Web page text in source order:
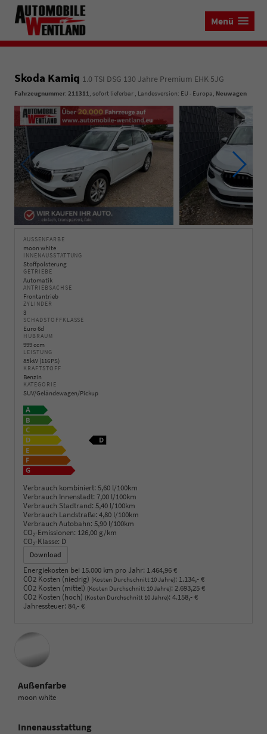
Menü
Skoda Kamiq 1.0 TSI DSG 130 Jahre Premium EHK 5JG
Fahrzeugnummer: 211311, sofort lieferbar , Landesversion: EU - Europa, Neuwagen
AUSSENFARBE
moon white
INNENAUSSTATTUNG
Stoffpolsterung
GETRIEBE
Automatik
ANTRIEBSACHSE
Frontantrieb
ZYLINDER
3
SCHADSTOFFKLASSE
Euro 6d
HUBRAUM
999 ccm
LEISTUNG
85 kW (116 PS)
KRAFTSTOFF
Benzin
KATEGORIE
SUV/Geländewagen/Pickup
Verbrauch kombiniert: 5,60 l/100km
Verbrauch Innenstadt: 7,00 l/100km
Verbrauch Stadtrand: 5,40 l/100km
Verbrauch Landstraße: 4,80 l/100km
Verbrauch Autobahn: 5,90 l/100km
CO2-Emissionen: 126,00 g/km
CO2-Klasse: D
Download
Energiekosten bei 15.000 km pro Jahr: 1.464,96 €
CO2 Kosten (niedrig) (Kosten Durchschnitt 10 Jahre): 1.134,- €
CO2 Kosten (mittel) (Kosten Durchschnitt 10 Jahre): 2.693,25 €
CO2 Kosten (hoch) (Kosten Durchschnitt 10 Jahre): 4.158,- €
Jahressteuer: 84,- €
Außenfarbe
moon white
Innenausstattung